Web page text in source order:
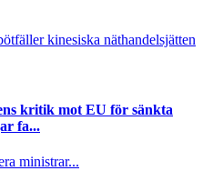
kinesiska näthandelsjätten
kritik mot EU för sänkta
fa...
ministrar...